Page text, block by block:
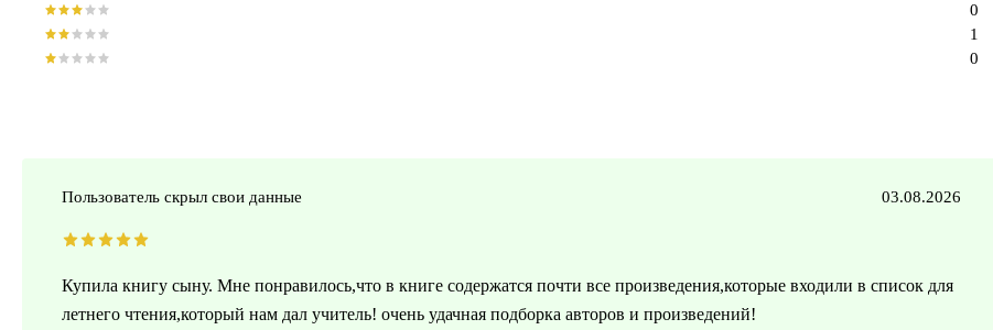
0
1
0
Пользователь скрыл свои данные 03.08.2026
Купила книгу сыну. Мне понравилось,что в книге содержатся почти все произведения,которые входили в список для
летнего чтения,который нам дал учитель! очень удачная подборка авторов и произведений!